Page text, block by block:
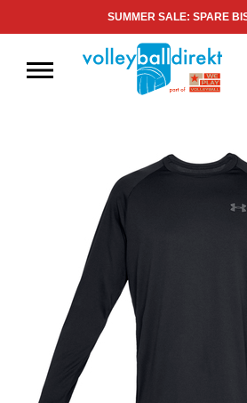
SUMMER SALE: SPARE